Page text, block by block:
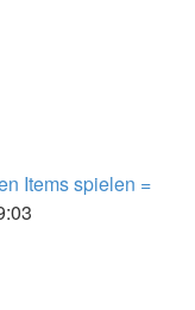
Items spielen =